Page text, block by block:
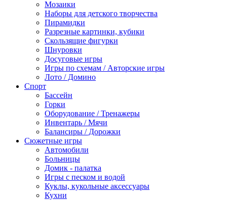
Мозаики
Наборы для детского творчества
Пирамидки
Разрезные картинки, кубики
Скользящие фигурки
Шнуровки
Досуговые игры
Игры по схемам / Авторские игры
Лото / Домино
Спорт
Бассейн
Горки
Оборудование / Тренажеры
Инвентарь / Мячи
Балансиры / Дорожки
Сюжетные игры
Автомобили
Больницы
Домик - палатка
Игры с песком и водой
Куклы, кукольные аксессуары
Кухни